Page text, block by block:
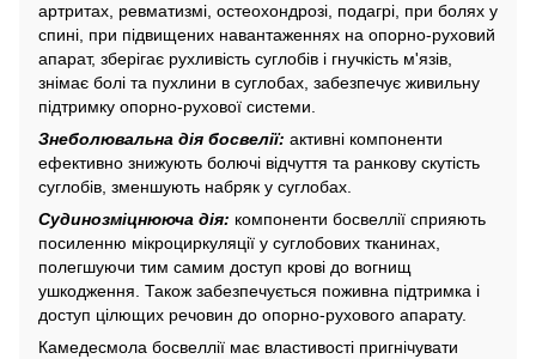
артритах, ревматизмі, остеохондрозі, подагрі, при болях у
спині, при підвищених навантаженнях на опорно-руховий
апарат, зберігає рухливість суглобів і гнучкість м'язів,
знімає болі та пухлини в суглобах, забезпечує живильну
підтримку опорно-рухової системи.
Знеболювальна дія босвелії: активні компоненти
ефективно знижують болючі відчуття та ранкову скутість
суглобів, зменшують набряк у суглобах.
Судинозміцнююча дія: компоненти босвеллії сприяють
посиленню мікроциркуляції у суглобових тканинах,
полегшуючи тим самим доступ крові до вогнищ
ушкодження. Також забезпечується поживна підтримка і
доступ цілющих речовин до опорно-рухового апарату.
Камедесмола босвеллії має властивості пригнічувати